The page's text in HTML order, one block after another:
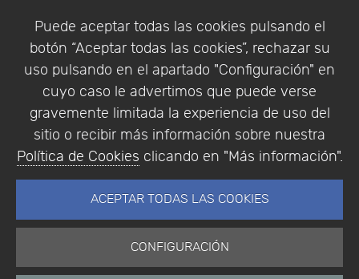
Puede aceptar todas las cookies pulsando el
botón “Aceptar todas las cookies”, rechazar su
uso pulsando en el apartado "Configuración" en
cuyo caso le advertimos que puede verse
gravemente limitada la experiencia de uso del
sitio o recibir más información sobre nuestra
Política de Cookies clicando en "Más información".
ACEPTAR TODAS LAS COOKIES
CONFIGURACIÓN
Empresa|Aviso Legal| Política de Privacidad |
Política de Cookies
© Copyright 1994 - 2026. Addlink Software
Científico, S.L.
Portugal.